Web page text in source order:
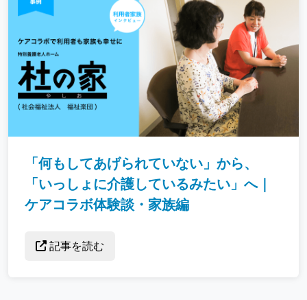
「何もしてあげられていない」から、
「いっしょに介護しているみたい」へ｜
ケアコラボ体験談・家族編
記事を読む